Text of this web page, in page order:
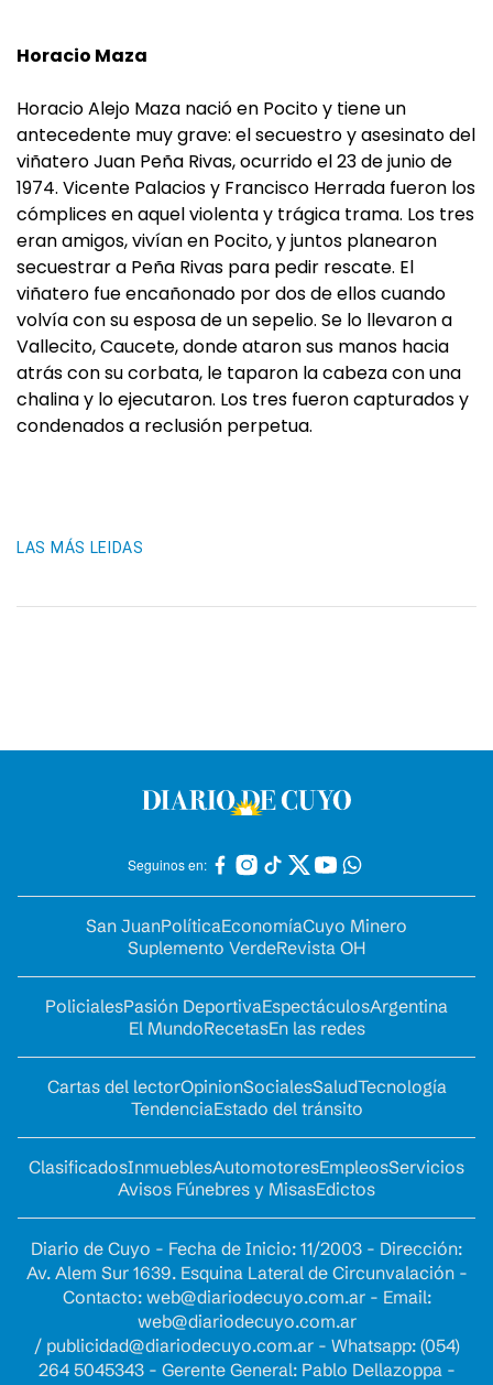
Horacio Maza
Horacio Alejo Maza nació en Pocito y tiene un
antecedente muy grave: el secuestro y asesinato del
viñatero Juan Peña Rivas, ocurrido el 23 de junio de
1974. Vicente Palacios y Francisco Herrada fueron los
cómplices en aquel violenta y trágica trama. Los tres
eran amigos, vivían en Pocito, y juntos planearon
secuestrar a Peña Rivas para pedir rescate. El
viñatero fue encañonado por dos de ellos cuando
volvía con su esposa de un sepelio. Se lo llevaron a
Vallecito, Caucete, donde ataron sus manos hacia
atrás con su corbata, le taparon la cabeza con una
chalina y lo ejecutaron. Los tres fueron capturados y
condenados a reclusión perpetua.
LAS MÁS LEIDAS
Seguinos en:
San JuanPolíticaEconomíaCuyo Minero
Suplemento VerdeRevista OH
PolicialesPasión DeportivaEspectáculosArgentina
El MundoRecetasEn las redes
Cartas del lectorOpinionSocialesSaludTecnología
TendenciaEstado del tránsito
ClasificadosInmueblesAutomotoresEmpleosServicios
Avisos Fúnebres y MisasEdictos
Diario de Cuyo - Fecha de Inicio: 11/2003 - Dirección:
Av. Alem Sur 1639. Esquina Lateral de Circunvalación -
Contacto: web@diariodecuyo.com.ar- Email:
web@diariodecuyo.com.ar
/ publicidad@diariodecuyo.com.ar- Whatsapp: (054)
264 5045343 - Gerente General: Pablo Dellazoppa -